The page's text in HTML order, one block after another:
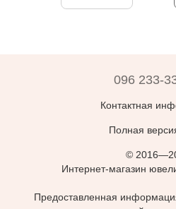
096 233-
Контактная
Полная
©
Интернет-магазин
Предоставленная